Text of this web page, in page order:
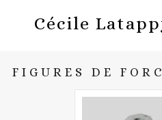
Cécile
FIGURES DE